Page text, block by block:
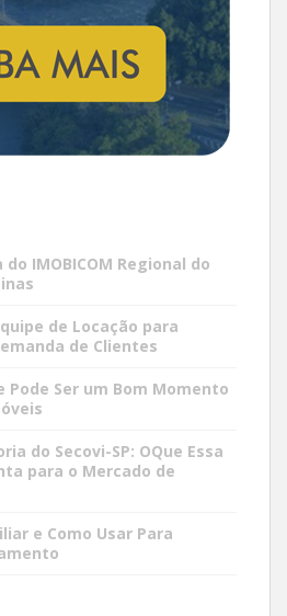
IMOBICOM Regional do
de Locação para
de Clientes
Pode Ser um Bom Momento
do Secovi-SP: OQue Essa
para o Mercado de
e Como Usar Para